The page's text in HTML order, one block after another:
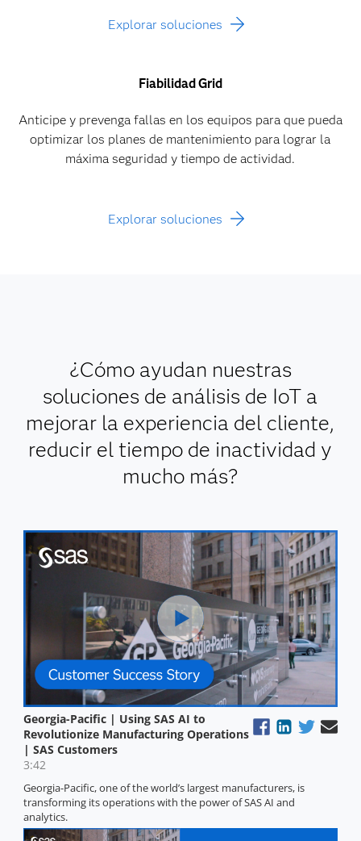
Explorar soluciones
Fiabilidad Grid
Anticipe y prevenga fallas en los equipos para que pueda
optimizar los planes de mantenimiento para lograr la
máxima seguridad y tiempo de actividad.
Explorar soluciones
¿Cómo ayudan nuestras
soluciones de análisis de IoT a
mejorar la experiencia del cliente,
reducir el tiempo de inactividad y
mucho más?